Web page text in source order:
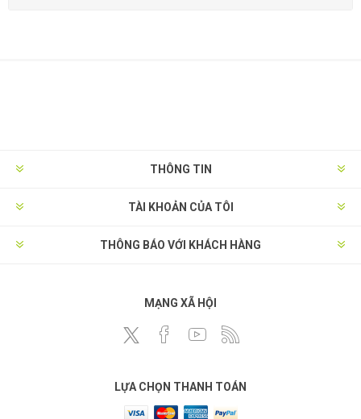
THÔNG TIN
TÀI KHOẢN CỦA TÔI
THÔNG BÁO VỚI KHÁCH HÀNG
MẠNG XÃ HỘI
LỰA CHỌN THANH TOÁN